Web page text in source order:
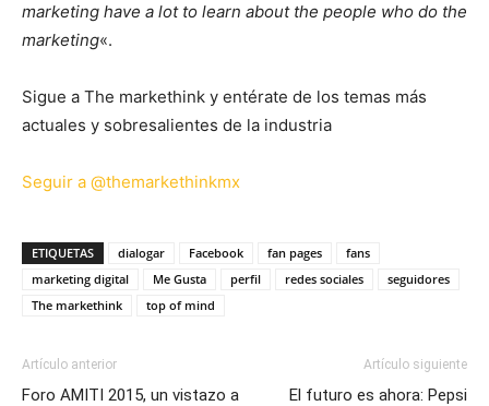
marketing have a lot to learn about the people who do the
marketing«.
Sigue a The markethink y entérate de los temas más
actuales y sobresalientes de la industria
Seguir a @themarkethinkmx
ETIQUETAS dialogar Facebook fan pages
fans
marketing digital
Me Gusta perfil redes sociales
seguidores
The markethink
top of mind
Artículo anterior
Foro AMITI 2015, un vistazo a
Artículo siguiente
El futuro es ahora: Pepsi